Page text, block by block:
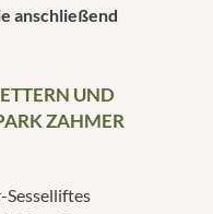
anschließend
UND
ZAHMER
Sesselliftes